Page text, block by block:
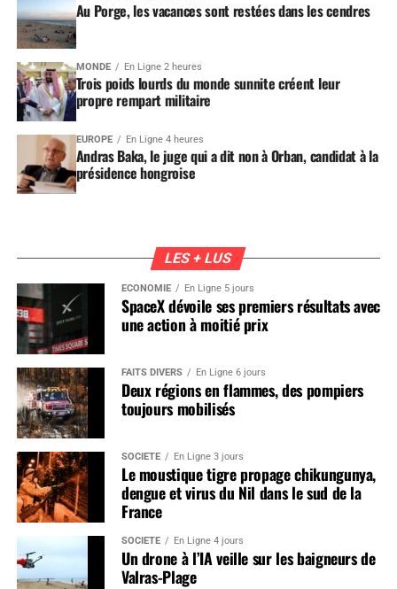
Au Porge, les vacances sont restées dans les cendres
MONDE En Ligne 2 heures
Trois poids lourds du monde sunnite créent leur
propre rempart militaire
EUROPE En Ligne 4 heures
Andras Baka, le juge qui a dit non à Orban, candidat à la
présidence hongroise
LES + LUS
ÉCONOMIE En Ligne 5 jours
SpaceX dévoile ses premiers résultats avec
une action à moitié prix
FAITS DIVERS En Ligne 6 jours
Deux régions en flammes, des pompiers
toujours mobilisés
SOCIÉTÉ En Ligne 3 jours
Le moustique tigre propage chikungunya,
dengue et virus du Nil dans le sud de la
France
SOCIÉTÉ En Ligne 4 jours
Un drone à l’IA veille sur les baigneurs de
Valras-Plage